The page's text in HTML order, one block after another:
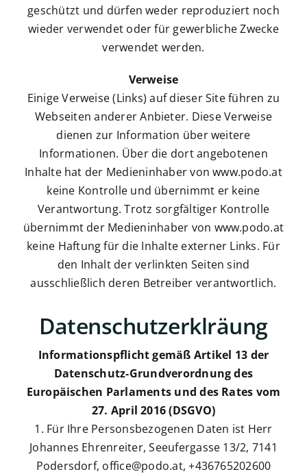
geschützt und dürfen weder reproduziert noch
wieder verwendet oder für gewerbliche Zwecke
verwendet werden.
Verweise
Einige Verweise (Links) auf dieser Site führen zu
Webseiten anderer Anbieter. Diese Verweise
dienen zur Information über weitere
Informationen. Über die dort angebotenen
Inhalte hat der Medieninhaber von www.podo.at
keine Kontrolle und übernimmt er keine
Verantwortung. Trotz sorgfältiger Kontrolle
übernimmt der Medieninhaber von www.podo.at
keine Haftung für die Inhalte externer Links. Für
den Inhalt der verlinkten Seiten sind
ausschließlich deren Betreiber verantwortlich.
Datenschutzerklräung
Informationspflicht gemäß Artikel 13 der
Datenschutz-Grundverordnung des
Europäischen Parlaments und des Rates vom
27. April 2016 (DSGVO)
1. Für Ihre Personsbezogenen Daten ist Herr
Johannes Ehrenreiter, Seeufergasse 13/2, 7141
Podersdorf, office@podo.at, ‭+436765202600‬